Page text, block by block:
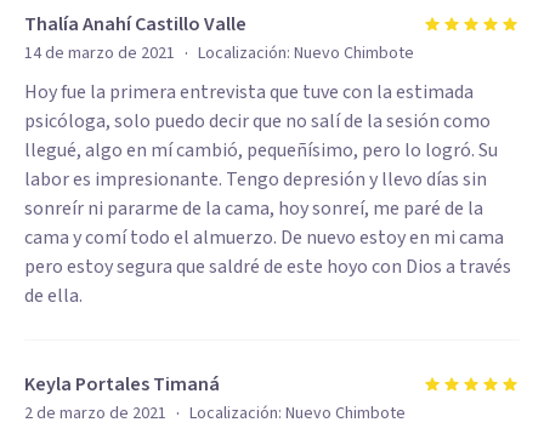
Thalía Anahí Castillo Valle
14 de marzo de 2021 · Localización: Nuevo Chimbote
Hoy fue la primera entrevista que tuve con la estimada
psicóloga, solo puedo decir que no salí de la sesión como
llegué, algo en mí cambió, pequeñísimo, pero lo logró. Su
labor es impresionante. Tengo depresión y llevo días sin
sonreír ni pararme de la cama, hoy sonreí, me paré de la
cama y comí todo el almuerzo. De nuevo estoy en mi cama
pero estoy segura que saldré de este hoyo con Dios a través
de ella.
Keyla Portales Timaná
2 de marzo de 2021 · Localización: Nuevo Chimbote